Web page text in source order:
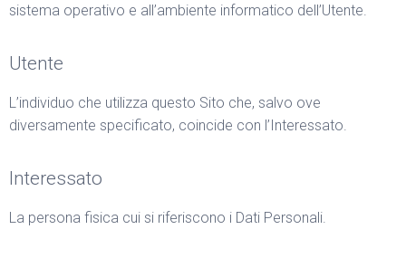
sistema operativo e all’ambiente informatico dell’Utente.
Utente
L’individuo che utilizza questo Sito che, salvo ove
diversamente specificato, coincide con l’Interessato.
Interessato
La persona fisica cui si riferiscono i Dati Personali.